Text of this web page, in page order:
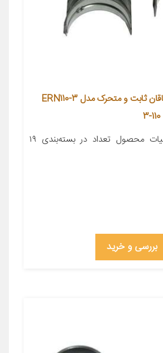
مجموعه 19 عددی یاتاقان ثابت و متحرک مدل ERN110-3
معرفی محصول جزئیات محصول تعداد در بسته‌بندی ۱۹
بررسی و خرید